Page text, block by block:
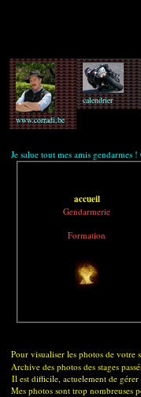
www.corradi.be
calendrier
Je salue tout mes amis gendarmes
accueil
Gendarmerie
Formation
Pour visualiser les photos de votre
Archive des photos des stages
Il est difficile, actuelement de
Mes photos sont trop nombreuses